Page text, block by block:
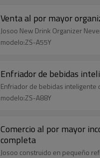
Venta al por mayor
Josoo New Drink Organizer
modelo:ZS-A55Y
Enfriador de bebidas
Enfriador de bebidas inteligente
modelo:ZS-A88Y
Comercio al por mayor
completa
Josoo construido en pequeño